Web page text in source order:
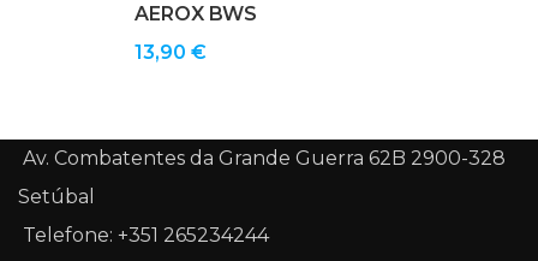
AEROX BWS
13,90 €
Av. Combatentes da Grande Guerra 62B 2900-328
Setúbal
Telefone: +351 265234244